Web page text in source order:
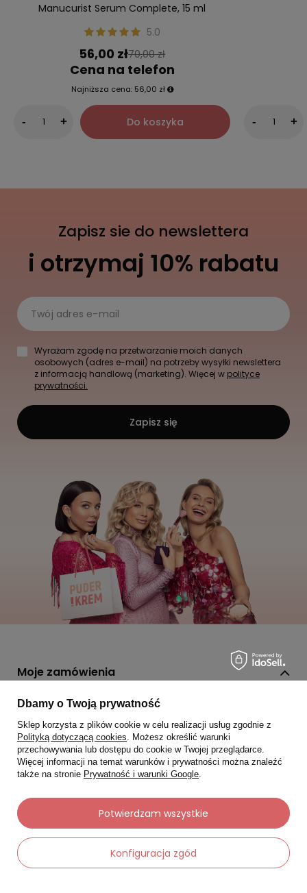
Manucurist Serum Complete, 15 ml
5.0
56,00 zł70,00 zł
Cena na telefon
Najniższa cena: 56,00 zł
- + Do koszyka - +
Zapisz sie do newslettera
i otrzymaj 10% rabatu
Twój adres e-mail
Wyrażam zgodę na przetwarzanie moich danych
osobowych (adres e-mail) na potrzeby wysyłki newslettera
z informacją handlową (marketing). Więcej w polityce
prywatności.
Zapisz się
Moje zamówienia
Status zamówienia
Śledzenie przesyłki
Chcę zareklamować produkt
Chcę zwrócić produkt
Chcę wymienić towar
Kontakt
Moje konto
Dbamy o Twoją prywatność
Sklep korzysta z plików cookie w celu realizacji usług zgodnie z
Polityką dotyczącą cookies. Możesz określić warunki
przechowywania lub dostępu do cookie w Twojej przeglądarce.
Więcej informacji na temat warunków i prywatności można znaleźć
także na stronie Prywatność i warunki Google.
Konfiguracja zgód
Potwierdzam wszystkie